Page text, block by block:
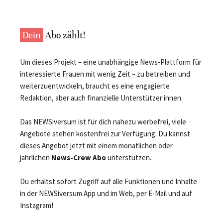
Dein Abo zählt!
Um dieses Projekt – eine unabhängige News-Plattform für
interessierte Frauen mit wenig Zeit – zu betreiben und
weiterzuentwickeln, braucht es eine engagierte
Redaktion, aber auch finanzielle Unterstützer:innen.
Das NEWSiversum ist für dich nahezu werbefrei, viele
Angebote stehen kostenfrei zur Verfügung. Du kannst
dieses Angebot jetzt mit einem monatlichen oder
jährlichen News-Crew Abounterstützen.
Du erhältst sofort Zugriff auf alle Funktionen und Inhalte
in der NEWSiversum App und im Web, per E-Mail und auf
Instagram!